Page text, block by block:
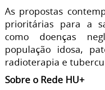
As propostas
prioritárias para a
como doenças
população idosa,
radioterapia e
Sobre o Rede HU+